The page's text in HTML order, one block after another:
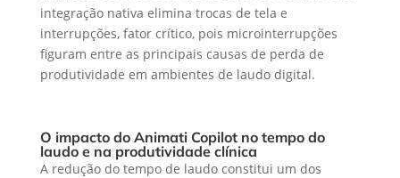
integração nativa elimina trocas de tela e
interrupções, fator crítico, pois microinterrupções
figuram entre as principais causas de perda de
produtividade em ambientes de laudo digital.
O impacto do Animati Copilot no tempo do
laudo e na produtividade clínica
A redução do tempo de laudo constitui um dos